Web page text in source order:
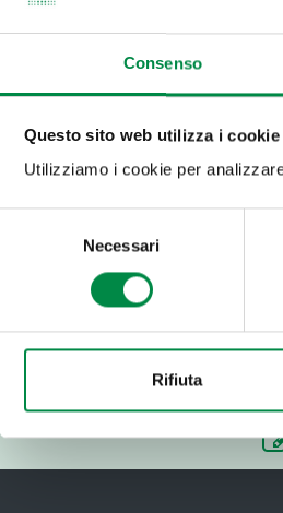
Consenso
Questo sito web utilizza i cookie
Utilizziamo i cookie per
Necessari
Rifiuta
-